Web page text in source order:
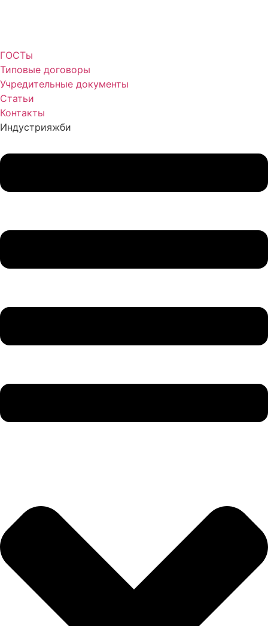
ГОСТы
Типовые договоры
Учредительные документы
Статьи
Контакты
Индустрияжби